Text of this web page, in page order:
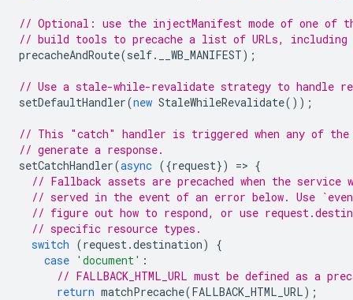
// Optional: use the injectManifest mode of one of
// build tools to precache a list of URLs, including
precacheAndRoute(self. __WB_MANIFEST);
// Use a stale-while-revalidate strategy to handle
setDefaultHandler(new StaleWhileRevalidate());
// This "catch" handler is triggered when any of
// generate a response.
setCatchHandler(async ({request}) => {
// Fallback assets are precached when the
// served in the event of an error below. Use
// figure out how to respond, or use
// specific resource types.
switch (request.destination)
{
case 'document' :
// FALLBACK_HTML_URL must be defined as a
return matchPrecache(FALLBACK_HTML_URL);